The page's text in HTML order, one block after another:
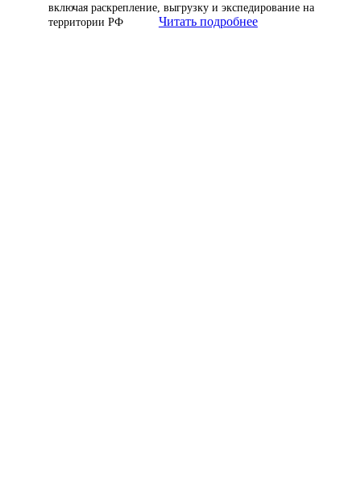
включая раскрепление, выгрузку и экспедирование на
территории РФ
Читать подробнее